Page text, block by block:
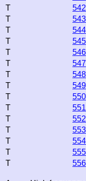
T
542
T
543
T
544
T
545
T
546
T
547
T
548
T
549
T
550
T
551
T
552
T
553
T
554
T
555
T
556